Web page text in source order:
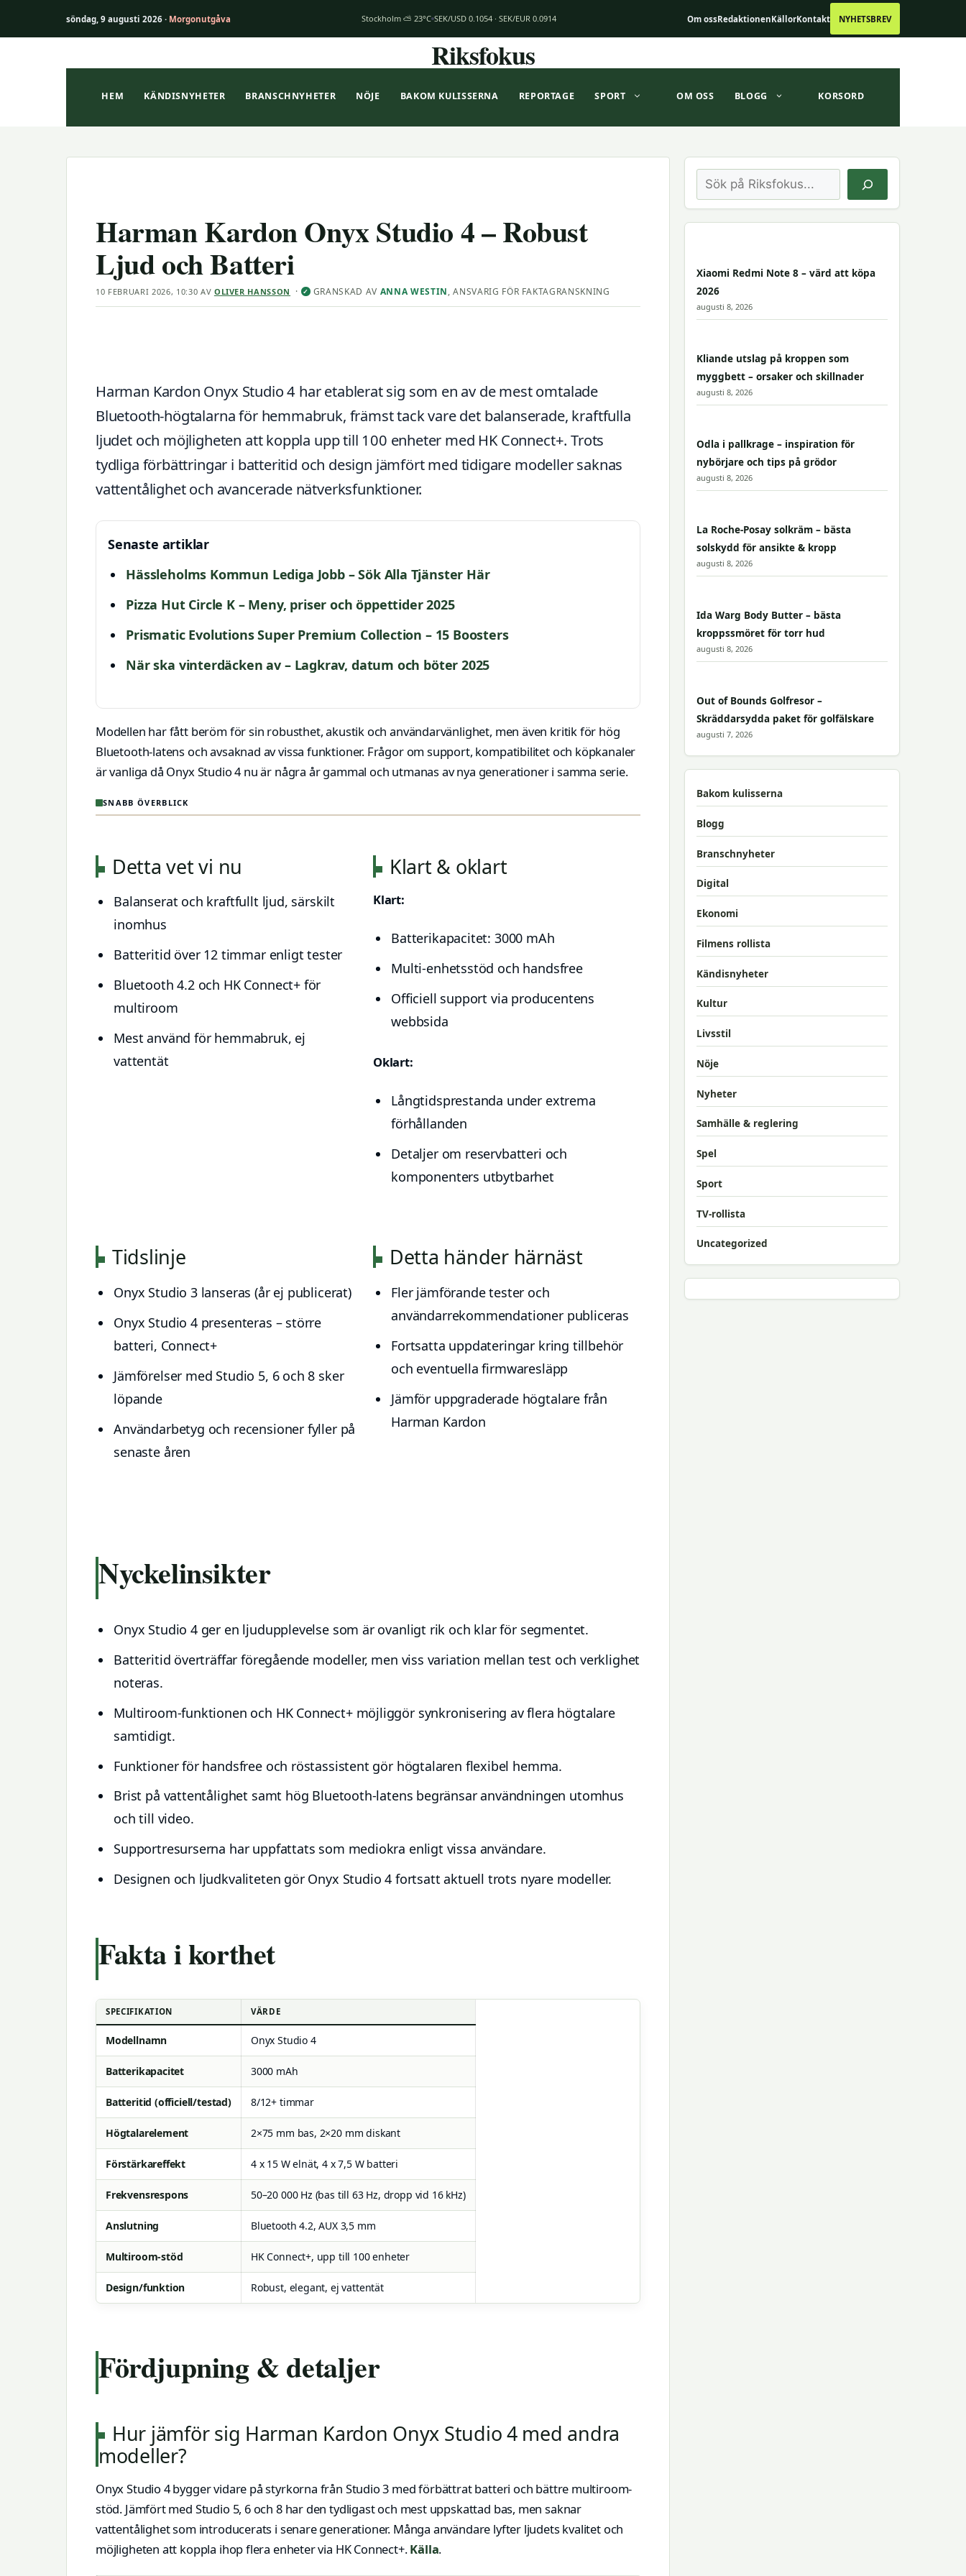
söndag, 9 augusti 2026 · Morgonutgåva Stockholm ⛅ 23°C SEK/USD 0.1054 · SEK/EUR 0.0914 Om ossRedaktionenKällorKontakt NYHETSBREV
Riksfokus
HEM KÄNDISNYHETER BRANSCHNYHETER NÖJE BAKOM KULISSERNA REPORTAGE SPORT OM OSS BLOGG KORSORD
Harman Kardon Onyx Studio 4 – Robust
Ljud och Batteri
10 FEBRUARI 2026, 10:30 AV OLIVER HANSSON · ✓ GRANSKAD AV ANNA WESTIN, ANSVARIG FÖR FAKTAGRANSKNING
Harman Kardon Onyx Studio 4 har etablerat sig som en av de mest omtalade
Bluetooth-högtalarna för hemmabruk, främst tack vare det balanserade, kraftfulla
ljudet och möjligheten att koppla upp till 100 enheter med HK Connect+. Trots
tydliga förbättringar i batteritid och design jämfört med tidigare modeller saknas
vattentålighet och avancerade nätverksfunktioner.
Senaste artiklar
Hässleholms Kommun Lediga Jobb – Sök Alla Tjänster Här
Pizza Hut Circle K – Meny, priser och öppettider 2025
Prismatic Evolutions Super Premium Collection – 15 Boosters
När ska vinterdäcken av – Lagkrav, datum och böter 2025
Modellen har fått beröm för sin robusthet, akustik och användarvänlighet, men även kritik för hög
Bluetooth-latens och avsaknad av vissa funktioner. Frågor om support, kompatibilitet och köpkanaler
är vanliga då Onyx Studio 4 nu är några år gammal och utmanas av nya generationer i samma serie.
SNABB ÖVERBLICK
Detta vet vi nu
Balanserat och kraftfullt ljud, särskilt
inomhus
Batteritid över 12 timmar enligt tester
Bluetooth 4.2 och HK Connect+ för
multiroom
Mest använd för hemmabruk, ej
vattentät
Klart & oklart
Klart:
Batterikapacitet: 3000 mAh
Multi-enhetsstöd och handsfree
Officiell support via producentens
webbsida
Oklart:
Långtidsprestanda under extrema
förhållanden
Detaljer om reservbatteri och
komponenters utbytbarhet
Tidslinje
Onyx Studio 3 lanseras (år ej publicerat)
Onyx Studio 4 presenteras – större
batteri, Connect+
Jämförelser med Studio 5, 6 och 8 sker
löpande
Användarbetyg och recensioner fyller på
senaste åren
Detta händer härnäst
Fler jämförande tester och
användarrekommendationer publiceras
Fortsatta uppdateringar kring tillbehör
och eventuella firmwaresläpp
Jämför uppgraderade högtalare från
Harman Kardon
Nyckelinsikter
Onyx Studio 4 ger en ljudupplevelse som är ovanligt rik och klar för segmentet.
Batteritid överträffar föregående modeller, men viss variation mellan test och verklighet
noteras.
Multiroom-funktionen och HK Connect+ möjliggör synkronisering av flera högtalare
samtidigt.
Funktioner för handsfree och röstassistent gör högtalaren flexibel hemma.
Brist på vattentålighet samt hög Bluetooth-latens begränsar användningen utomhus
och till video.
Supportresurserna har uppfattats som mediokra enligt vissa användare.
Designen och ljudkvaliteten gör Onyx Studio 4 fortsatt aktuell trots nyare modeller.
Fakta i korthet
SPECIFIKATION VÄRDE
Modellnamn Onyx Studio 4
Batterikapacitet 3000 mAh
Batteritid (officiell/testad) 8/12+ timmar
Högtalarelement 2×75 mm bas, 2×20 mm diskant
Förstärkareffekt 4 x 15 W elnät, 4 x 7,5 W batteri
Frekvensrespons 50–20 000 Hz (bas till 63 Hz, dropp vid 16 kHz)
Anslutning Bluetooth 4.2, AUX 3,5 mm
Multiroom-stöd HK Connect+, upp till 100 enheter
Design/funktion Robust, elegant, ej vattentät
Fördjupning & detaljer
Hur jämför sig Harman Kardon Onyx Studio 4 med andra
modeller?
Onyx Studio 4 bygger vidare på styrkorna från Studio 3 med förbättrat batteri och bättre multiroom-
stöd. Jämfört med Studio 5, 6 och 8 har den tydligast och mest uppskattad bas, men saknar
vattentålighet som introducerats i senare generationer. Många användare lyfter ljudets kvalitet och
möjligheten att koppla ihop flera enheter via HK Connect+.Källa.
Sök
Xiaomi Redmi Note 8 – värd att köpa
2026
augusti 8, 2026
Kliande utslag på kroppen som
myggbett – orsaker och skillnader
augusti 8, 2026
Odla i pallkrage – inspiration för
nybörjare och tips på grödor
augusti 8, 2026
La Roche-Posay solkräm – bästa
solskydd för ansikte & kropp
augusti 8, 2026
Ida Warg Body Butter – bästa
kroppssmöret för torr hud
augusti 8, 2026
Out of Bounds Golfresor –
Skräddarsydda paket för golfälskare
augusti 7, 2026
Bakom kulisserna
Blogg
Branschnyheter
Digital
Ekonomi
Filmens rollista
Kändisnyheter
Kultur
Livsstil
Nöje
Nyheter
Samhälle & reglering
Spel
Sport
TV-rollista
Uncategorized